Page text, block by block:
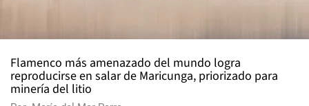
Flamenco más amenazado del mundo logra
reproducirse en salar de Maricunga, priorizado para
minería del litio